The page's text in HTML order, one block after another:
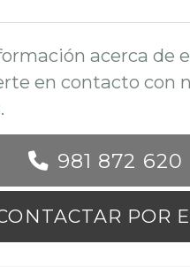
acerca de
en contacto con
981 872 620
POR